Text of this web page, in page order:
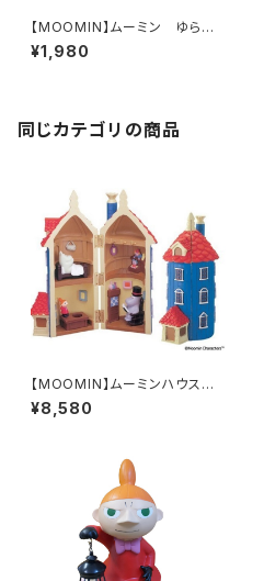
【MOOMIN】ムーミン ゆらゆ
らミニペンスタンド（ストライプ/
KC5124）
¥1,980
同じカテゴリの商品
【MOOMIN】ムーミンハウス型
キーラック（KC3589）
¥8,580